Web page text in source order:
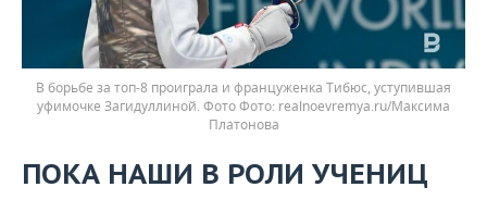
В борьбе за топ-8 проиграла и француженка Тибюс, уступившая
уфимочке Загидуллиной. Фото
realnoevremya.ru/Максима
Платонова
ПОКА НАШИ В РОЛИ УЧЕНИЦ